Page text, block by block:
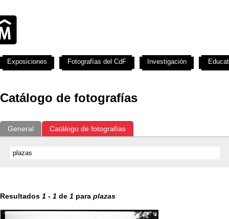
Catálogo de fotografías
General Catálogo de fotografías
Resultados 1 - 1 de 1 para plazas
Exposiciones Fotografías del CdF Investigación